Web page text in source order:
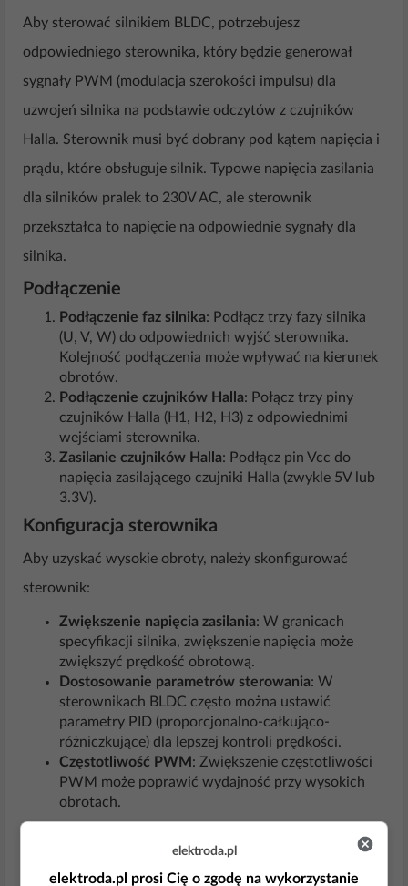
Aby sterować silnikiem BLDC, potrzebujesz
odpowiedniego sterownika, który będzie generował
sygnały PWM (modulacja szerokości impulsu) dla
uzwojeń silnika na podstawie odczytów z czujników
Halla. Sterownik musi być dobrany pod kątem napięcia i
prądu, które obsługuje silnik. Typowe napięcia zasilania
dla silników pralek to 230V AC, ale sterownik
przekształca to napięcie na odpowiednie sygnały dla
silnika.
Podłączenie
Podłączenie faz silnika: Podłącz trzy fazy silnika
(U, V, W) do odpowiednich wyjść sterownika.
Kolejność podłączenia może wpływać na kierunek
obrotów.
Podłączenie czujników Halla: Połącz trzy piny
czujników Halla (H1, H2, H3) z odpowiednimi
wejściami sterownika.
Zasilanie czujników Halla: Podłącz pin Vcc do
napięcia zasilającego czujniki Halla (zwykle 5V lub
3.3V).
Konfiguracja sterownika
Aby uzyskać wysokie obroty, należy skonfigurować
sterownik:
Zwiększenie napięcia zasilania: W granicach
specyfikacji silnika, zwiększenie napięcia może
zwiększyć prędkość obrotową.
Dostosowanie parametrów sterowania: W
sterownikach BLDC często można ustawić
parametry PID (proporcjonalno-całkująco-
różniczkujące) dla lepszej kontroli prędkości.
Częstotliwość PWM : Zwiększenie częstotliwości
PWM może poprawić wydajność przy wysokich
obrotach.
elektroda.pl
elektroda.pl prosi Cię o zgodę na wykorzystanie